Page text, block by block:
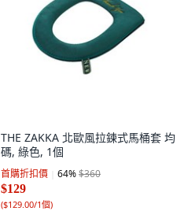
THE ZAKKA 北歐風拉鍊式馬桶套 均
碼, 綠色, 1個
首購折扣價 64%$360
$129
($129.00/1個)